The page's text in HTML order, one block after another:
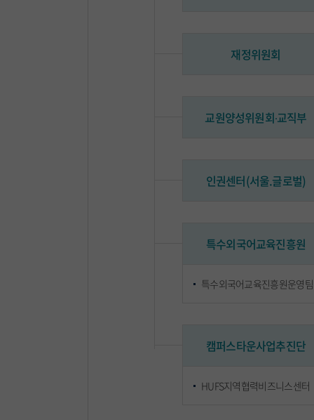
재정위원회
교원양성위원회∙교직부
인권센터(서울.글로벌)
특수외국어교육진흥원
특수외국어교육진흥원운영팀
캠퍼스타운사업추진단
HUFS지역협력비즈니스센터